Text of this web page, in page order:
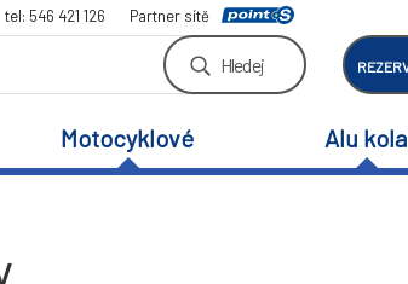
tel: 546 421 126 Partner sítě
Hledej
Motocyklové Alu kola